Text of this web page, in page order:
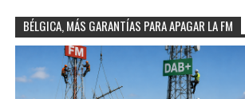
BÉLGICA, MÁS GARANTÍAS PARA APAGAR LA FM